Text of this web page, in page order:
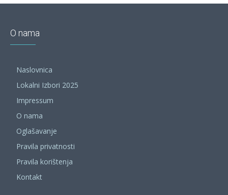
O nama
Naslovnica
Lokalni Izbori 2025
Impressum
O nama
Oglašavanje
Pravila privatnosti
Pravila korištenja
Kontakt